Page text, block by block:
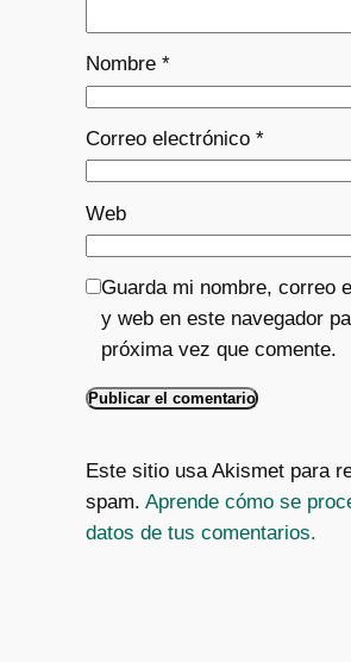
Nombre *
Correo electrónico *
Web
Guarda mi nombre, correo
y web en este navegador
próxima vez que comente.
Este sitio usa Akismet para
spam. Aprende cómo se
datos de tus comentarios.